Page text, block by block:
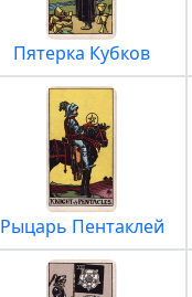
Пятерка Кубков
Рыцарь Пентаклей